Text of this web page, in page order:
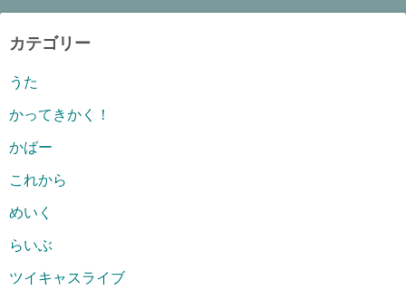
カテゴリー
うた
かってきかく！
かばー
これから
めいく
らいぶ
ツイキャスライブ